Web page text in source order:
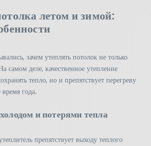
летом и зимой:
зачем утеплять потолок не только
самом деле, качественное утепление
тепло, но и препятствует перегреву
года.
и потерями тепла
препятствует выходу теплого